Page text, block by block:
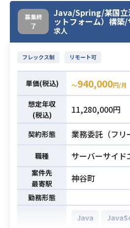
el）
開発環境：
必須スキル
■要求スキル(
・PHP3年以上
・API連携実装経
募集終
了
Java/Spring/某国立
ットフォーム）構築
求人
フレックス制 リモート可
単価(税込) 〜940,000円/月
想定年収
(税込)
11,280,000円
契約形態 業務委託（フリ
職種 サーバーサイド
案件先
最寄駅
神谷町
勤務形態
Java